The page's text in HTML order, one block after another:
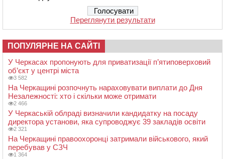
Переглянути результати
ПОПУЛЯРНЕ НА САЙТІ
У Черкасах пропонують для приватизації п’ятиповерховий
об’єкт у центрі міста
3 582
На Черкащині розпочнуть нараховувати виплати до Дня
Незалежності: хто і скільки може отримати
2 466
У Черкаській облраді визначили кандидатку на посаду
директора установи, яка супроводжує 39 закладів освіти
2 321
На Черкащині правоохоронці затримали військового, який
перебував у СЗЧ
1 364